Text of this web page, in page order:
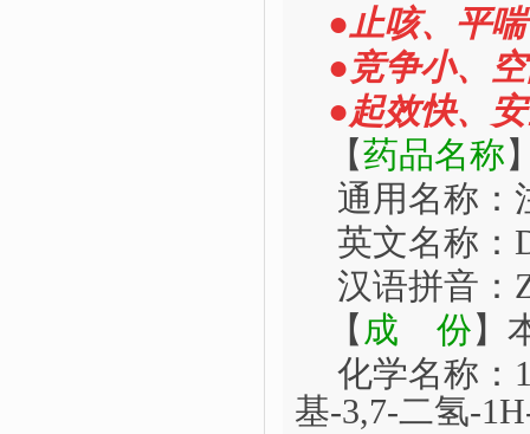
●止咳、平
●竞争小、
●起效快、
【药品名称
通用名称：
英文名称：
汉语拼音：
【 成 份】
化学名称：
基-3,7-二氢-